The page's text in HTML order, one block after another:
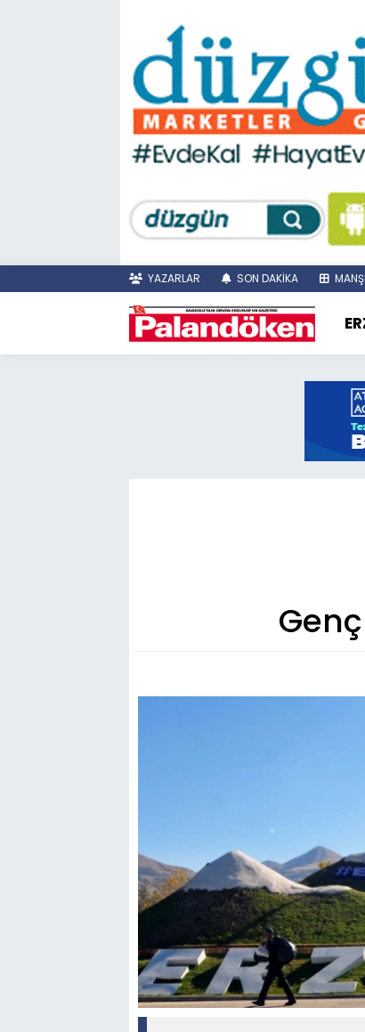
YAZARLAR SON DAKİKA